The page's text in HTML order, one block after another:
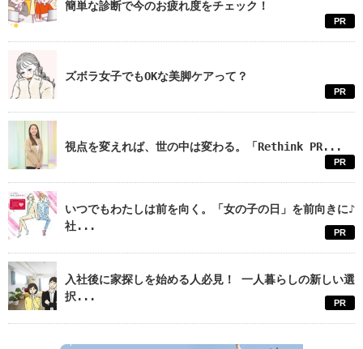
簡単な診断で今のお疲れ度をチェック！
PR
ズボラ女子でもOKな美脚ケアって？
PR
視点を変えれば、世の中は変わる。「Rethink PR...
PR
いつでもわたしは前を向く。「女の子の日」を前向きに♪
社...
PR
入社後に家探しを始める人必見！ 一人暮らしの新しい選
択...
PR